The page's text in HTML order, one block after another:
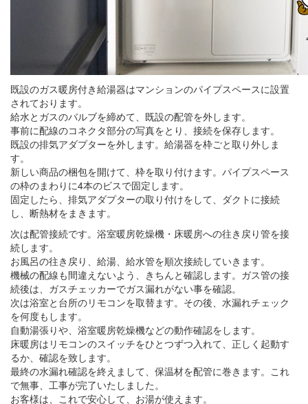
既設のガス暖房付き給湯器はマンションのパイプスペースに設置
されております。
給水とガスのバルブを締めて、既設の配管を外します。
事前に配線のコネクタ部分の写真をとり、接続を保存します。
既設の排気アダプターを外します。給湯器を枠ごと取り外しま
す。
新しい商品の梱包を開けて、枠を取り付けます。パイプスペース
の枠のまわりに4本のビスで固定します。
固定したら、排気アダプターの取り付けをして、ダクトに接続
し、断熱材をまきます。
次は配管接続です。浴室暖房乾燥機・床暖房への往き戻り管を接
続します。
お風呂の往き戻り、給湯、給水管を順次接続していきます。
機械の配線も間違えないよう、きちんと確認します。ガス管の接
続後は、ガスチェッカーでガス漏れがない事を確認。
次は浴室と台所のリモコンを取替ます。その後、水漏れチェック
を何度もします。
自動湯張りや、浴室暖房乾燥機などの動作確認をします。
床暖房はリモコンのスイッチをひとつずつ入れて、正しく起動す
るか、確認を致します。
最終の水漏れ確認を終えまして、保温材を配管に巻きます。これ
で無事、工事が完了いたしました。
お客様は、これで安心して、お湯が使えます。